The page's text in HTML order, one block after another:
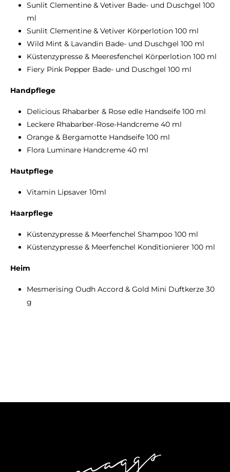
Sunlit Clementine & Vetiver Bade- und Duschgel 100
ml
Sunlit Clementine & Vetiver Körperlotion 100 ml
Wild Mint & Lavandin Bade- und Duschgel 100 ml
Küstenzypresse & Meeresfenchel Körperlotion 100 ml
Fiery Pink Pepper Bade- und Duschgel 100 ml
Handpflege
Delicious Rhabarber & Rose edle Handseife 100 ml
Leckere Rhabarber-Rose-Handcreme 40 ml
Orange & Bergamotte Handseife 100 ml
Flora Luminare Handcreme 40 ml
Hautpflege
Vitamin Lipsaver 10ml
Haarpflege
Küstenzypresse & Meerfenchel Shampoo 100 ml
Küstenzypresse & Meerfenchel Konditionierer 100 ml
Heim
Mesmerising Oudh Accord & Gold Mini Duftkerze 30
g